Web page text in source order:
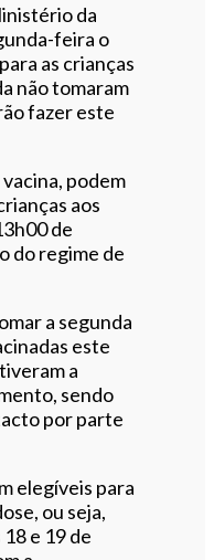
da
feira o
as crianças
não tomaram
fazer este
podem
aos
de
do regime de
a segunda
este
a
sendo
por parte
elegíveis para
ou seja,
e 19 de